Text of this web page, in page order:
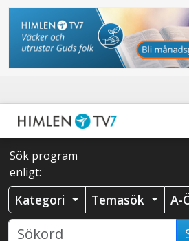
Sök program
enligt:
Kategori Temasök A-